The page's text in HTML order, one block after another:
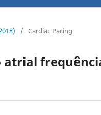
/ Cardiac Pacing
atrial